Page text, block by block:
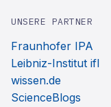
UNSERE PARTNER
Fraunhofer IPA
Leibniz-Institut ifl
wissen.de
ScienceBlogs